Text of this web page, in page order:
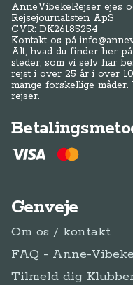
AnneVibekeRejser ejes
Rejsejournalisten ApS
CVR: DK26185254
Kontakt os på
Alt, hvad du finder her
steder, som vi selv har
rejst i over 25 år i over
mange forskellige
rejser.
Genveje
Om os / kontakt
FAQ - Anne-
Tilmeld dig